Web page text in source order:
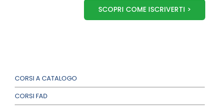
CORSI A CATALOGO
CORSI FAD
SCOPRI COME ISCRIVERTI >